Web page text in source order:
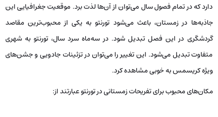
دارد که در تمام فصول سال می‌توان از آن‌ها لذت برد. موقعیت جغرافیایی این
جاذبه‌ها در زمستان، باعث می‌شود تورنتو به یکی از محبوب‌ترین مقاصد
گردشگری در این فصل تبدیل شود. در سه‌ماه سرد سال، تورنتو به شهری
متفاوت تبدیل می‌شود. این تغییر را می‌توان در تزئینات جادویی و جشن‌های
ویژه کریسمس به خوبی مشاهده کرد.
مکان‌های محبوب برای تفریحات زمستانی در تورنتو عبارتند از: